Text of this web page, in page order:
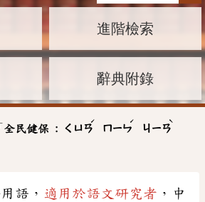
進階檢索
辭典附錄
全民健保 : ㄑㄩㄢ
ˊ
ㄇㄧㄣ
ˊ
ㄐㄧㄢ
ˋ
語， 適用於語文研究者 ，中